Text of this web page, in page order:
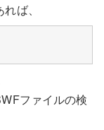
ば、
ファイルの検